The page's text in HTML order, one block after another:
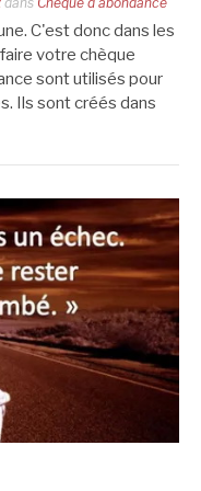
C'est donc dans les
votre chèque
sont utilisés pour
Ils sont créés dans